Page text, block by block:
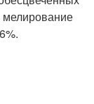
мелирование